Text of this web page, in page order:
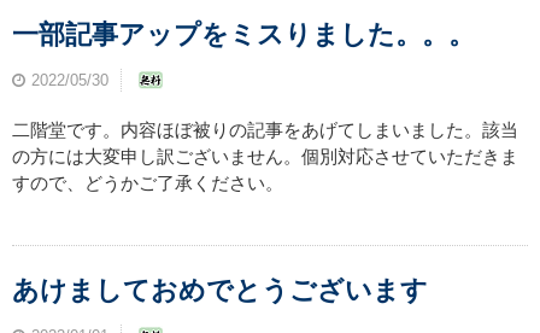
一部記事アップをミスりました。。。
2022/05/30
二階堂です。内容ほぼ被りの記事をあげてしまいました。該当
の方には大変申し訳ございません。個別対応させていただきま
すので、どうかご了承ください。
あけましておめでとうございます